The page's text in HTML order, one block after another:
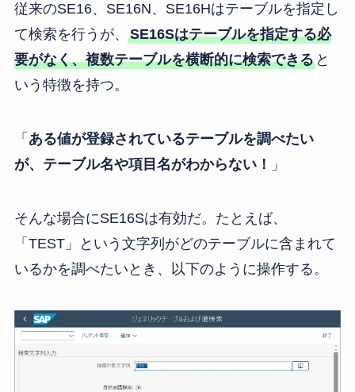
従来のSE16、SE16N、SE16Hはテーブルを指定し
て検索を行うが、 SE16Sはテーブルを指定する必
要がなく、複数テーブルを横断的に検索できると
いう特徴を持つ。
「 ある値が登録されているテーブルを調べたい
が、テーブル名や項目名がわからない！
」
そんな場合にSE16Sは有効だ。たとえば、
「TEST」という文字列がどのテーブルに含まれて
いるかを調べたいとき、以下のように操作する。